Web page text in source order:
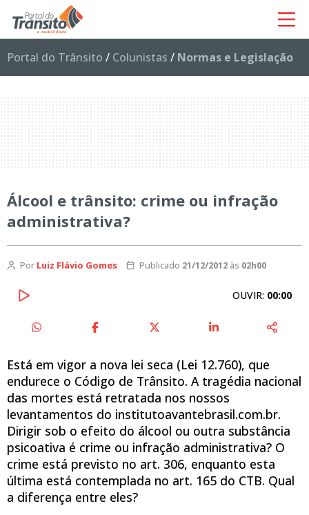
Portal do Trânsito / Colunistas / Normas e Legislação
Álcool e trânsito: crime ou infração
administrativa?
Por Luiz Flávio Gomes Publicado 21/12/2012às 02h00
OUVIR: 00:00
Está em vigor a nova lei seca (Lei 12.760), que
endurece o Código de Trânsito. A tragédia nacional
das mortes está retratada nos nossos
levantamentos do institutoavantebrasil.com.br.
Dirigir sob o efeito do álcool ou outra substância
psicoativa é crime ou infração administrativa? O
crime está previsto no art. 306, enquanto esta
última está contemplada no art. 165 do CTB. Qual
a diferença entre eles?